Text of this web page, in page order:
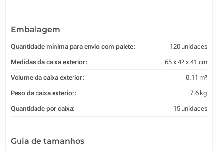
Embalagem
Quantidade mínima para envio com palete: 120 unidades
Medidas da caixa exterior: 65 x 42 x 41 cm
Volume da caixa exterior: 0.11 m³
Peso da caixa exterior: 7.6 kg
Quantidade por caixa: 15 unidades
Guia de tamanhos